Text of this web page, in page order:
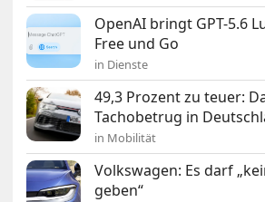
OpenAI bringt GPT-5.6
Free und Go
in Dienste
49,3 Prozent zu teuer:
Tachobetrug in
in Mobilität
Volkswagen: Es darf
geben“